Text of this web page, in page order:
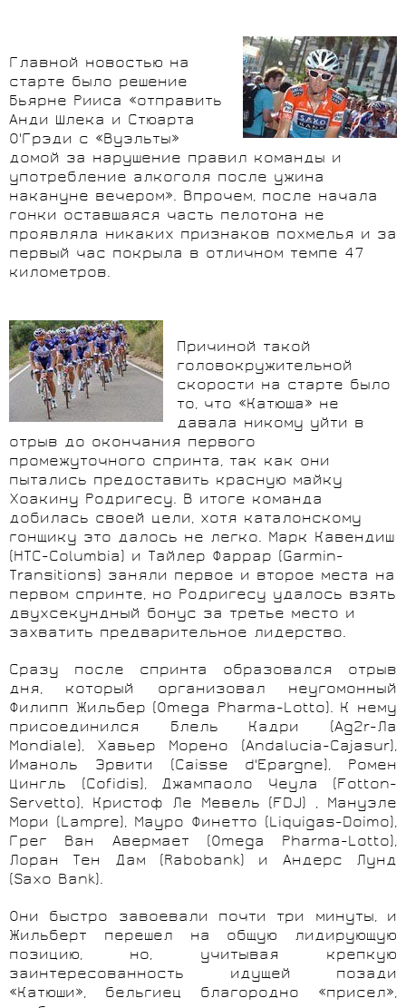
Главной новостью на
старте было решение
Бьярне Рииса «отправить
Анди Шлека и Стюарта
О'Грэди с «Вуэльты»
домой за нарушение правил команды и
употребление алкоголя после ужина
накануне вечером». Впрочем, после начала
гонки оставшаяся часть пелотона не
проявляла никаких признаков похмелья и за
первый час покрыла в отличном темпе 47
километров.
Причиной такой
головокружительной
скорости на старте было
то, что «Катюша» не
давала никому уйти в
отрыв до окончания первого
промежуточного спринта, так как они
пытались предоставить красную майку
Хоакину Родригесу. В итоге команда
добилась своей цели, хотя каталонскому
гонщику это далось не легко. Марк Кавендиш
(HTC-Columbia) и Тайлер Фаррар (Garmin-
Transitions) заняли первое и второе места на
первом спринте, но Родригесу удалось взять
двухсекундный бонус за третье место и
захватить предварительное лидерство.
Сразу после спринта образовался отрыв
дня, который организовал неугомонный
Филипп Жильбер (Omega Pharma-Lotto). К нему
присоединился Блель Кадри (Ag2r-Ла
Mondiale), Хавьер Морено (Andalucia-Cajasur),
Иманоль Эрвити (Caisse d'Epargne), Ромен
Цингль (Cofidis), Джампаоло Чеула (Fotton-
Servetto), Кристоф Ле Мевель (FDJ) , Мануэле
Мори (Lampre), Мауро Финетто (Liquigas-Doimo),
Грег Ван Авермает (Omega Pharma-Lotto),
Лоран Тен Дам (Rabobank) и Андерс Лунд
(Saxo Bank).
Они быстро завоевали почти три минуты, и
Жильберт перешел на общую лидирующую
позицию, но, учитывая крепкую
заинтересованность идущей позади
«Катюши», бельгиец благородно «присел»,